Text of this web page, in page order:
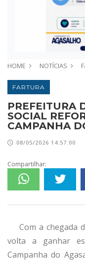
HOME NOTÍCIAS
FARTURA
PREFEITURA
SOCIAL
CAMPANHA
08/05/2026 14:57:00
Compartilhar:
Com a chegada
volta a ganhar
Campanha do